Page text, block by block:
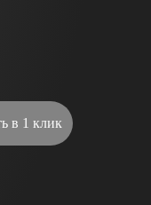
в 1 клик